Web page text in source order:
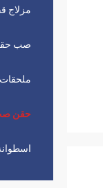
مزلاج
صب
ملحقات
حقن صب